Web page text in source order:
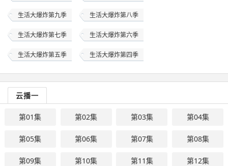
生活大爆炸第九季 生活大爆炸第八季
生活大爆炸第七季 生活大爆炸第六季
生活大爆炸第五季 生活大爆炸第四季
云播一
第01集 第02集 第03集 第04集
第05集 第06集 第07集 第08集
第09集 第10集 第11集 第12集